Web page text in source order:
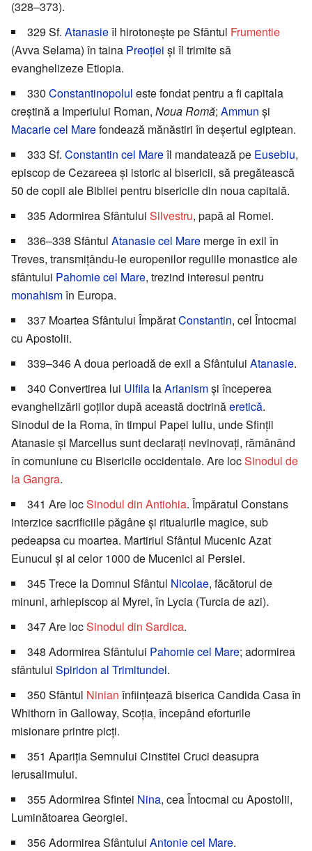
(328–373).
329 Sf. Atanasieîl hirotonește pe Sfântul Frumentie
(Avva Selama) în taina Preoției și îl trimite să
evanghelizeze Etiopia.
330 Constantinopolul este fondat pentru a fi capitala
creștină a Imperiului Roman, Noua Romă; Ammun și
Macarie cel Marefondează mănăstiri în deșertul egiptean.
333 Sf. Constantin cel Mareîl mandatează pe Eusebiu,
episcop de Cezareea și istoric al bisericii, să pregătească
50 de copii ale Bibliei pentru bisericile din noua capitală.
335 Adormirea Sfântului Silvestru, papă al Romei.
336–338 Sfântul Atanasie cel Mare merge în exil în
Treves, transmițându-le europenilor regulile monastice ale
sfântului Pahomie cel Mare, trezind interesul pentru
monahismîn Europa.
337 Moartea Sfântului ÎmpăratConstantin, cel Întocmai
cu Apostolii.
339–346 A doua perioadă de exil a Sfântului Atanasie.
340 Convertirea lui Ulfila laArianismși începerea
evanghelizării goților după această doctrinăeretică.
Sinodul de la Roma, în timpul Papei Iuliu, unde Sfinții
Atanasie și Marcellus sunt declarați nevinovați, rămânând
în comuniune cu Bisericile occidentale. Are locSinodul de
la Gangra.
341 Are locSinodul din Antiohia. Împăratul Constans
interzice sacrificiile păgâne și ritualurile magice, sub
pedeapsa cu moartea. Martiriul Sfântul Mucenic Azat
Eunucul și al celor 1000 de Mucenici ai Persiei.
345 Trece la Domnul Sfântul Nicolae, făcătorul de
minuni, arhiepiscop al Myrei, în Lycia (Turcia de azi).
347 Are locSinodul din Sardica.
348 Adormirea Sfântului Pahomie cel Mare; adormirea
sfântului Spiridon al Trimitundei.
350 Sfântul Ninian înființează biserica Candida Casa în
Whithorn în Galloway, Scoția, începând eforturile
misionare printre picți.
351 Apariția Semnului Cinstitei Cruci deasupra
Ierusalimului.
355 Adormirea Sfintei Nina, cea Întocmai cu Apostolii,
Luminătoarea Georgiei.
356 Adormirea Sfântului Antonie cel Mare.